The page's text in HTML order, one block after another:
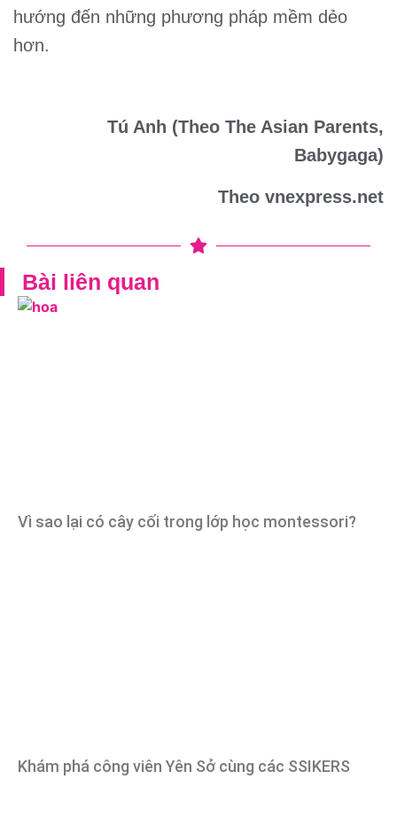
hướng đến những phương pháp mềm dẻo
hơn.
Tú Anh (Theo The Asian Parents,
Babygaga)
Theo vnexpress.net
Bài liên quan
Vì sao lại có cây cối trong lớp học montessori?
Khám phá công viên Yên Sở cùng các SSIKERS